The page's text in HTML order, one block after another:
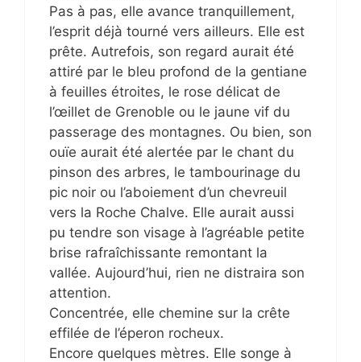
Pas à pas, elle avance tranquillement,
l’esprit déjà tourné vers ailleurs. Elle est
prête. Autrefois, son regard aurait été
attiré par le bleu profond de la gentiane
à feuilles étroites, le rose délicat de
l’œillet de Grenoble ou le jaune vif du
passerage des montagnes. Ou bien, son
ouïe aurait été alertée par le chant du
pinson des arbres, le tambourinage du
pic noir ou l’aboiement d’un chevreuil
vers la Roche Chalve. Elle aurait aussi
pu tendre son visage à l’agréable petite
brise rafraîchissante remontant la
vallée. Aujourd’hui, rien ne distraira son
attention.
Concentrée, elle chemine sur la crête
effilée de l’éperon rocheux.
Encore quelques mètres. Elle songe à